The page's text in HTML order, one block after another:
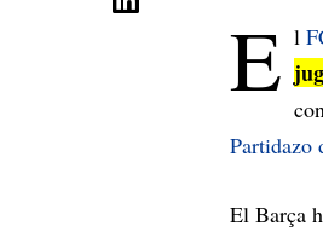
E l
Partidazo
El Barça